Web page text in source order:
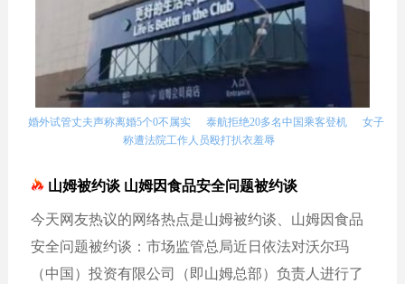
婚外试管丈夫声称离婚5个0不属实 泰航拒绝20多名中国乘客登机
女子
称遭法院工作人员殴打扒衣羞辱
山姆被约谈 山姆因食品安全问题被约谈
今天网友热议的网络热点是山姆被约谈、山姆因食品
安全问题被约谈：市场监管总局近日依法对沃尔玛
（中国）投资有限公司（即山姆总部）负责人进行了